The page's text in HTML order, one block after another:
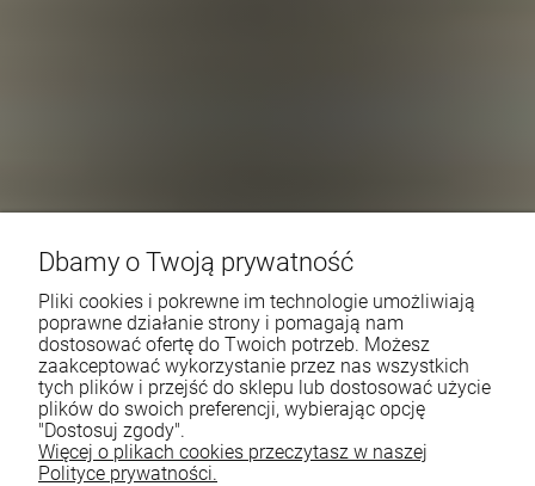
Dbamy o Twoją prywatność
Pliki cookies i pokrewne im technologie umożliwiają
poprawne działanie strony i pomagają nam
dostosować ofertę do Twoich potrzeb. Możesz
zaakceptować wykorzystanie przez nas wszystkich
tych plików i przejść do sklepu lub dostosować użycie
plików do swoich preferencji, wybierając opcję
"Dostosuj zgody".
Więcej o plikach cookies przeczytasz w naszej
Polityce prywatności.